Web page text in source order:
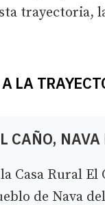
trayectoria,
LA
CAÑO, NAVA
Casa Rural
de Nava